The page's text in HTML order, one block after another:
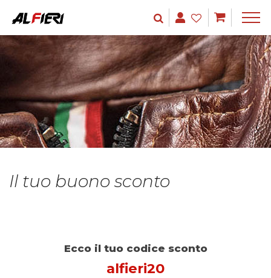
Il tuo buono sconto
Ecco il tuo codice sconto
alfieri20